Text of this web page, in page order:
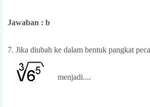
Jawaban : b
7. Jika diubah ke dalam bentuk pangkat
menjadi....